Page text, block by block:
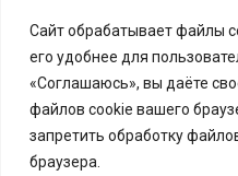
Сайт обрабатывает файлы
его удобнее для
«Соглашаюсь», вы даёте
файлов cookie вашего
запретить обработку
браузера.
планеты Солнечной
adminк записи
испытание
2013 - 2026 ©